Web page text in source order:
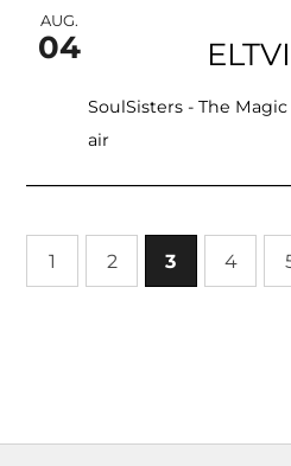
AUG.
04
SoulSisters - The
air
1 2 3 4